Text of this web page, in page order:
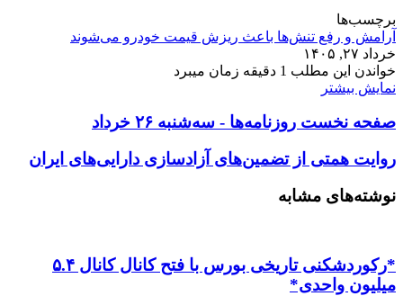
برچسب‌ها
آرامش و رفع تنش‌ها باعث ریزش قیمت خودرو می‌شوند
خرداد ۲۷, ۱۴۰۵
خواندن این مطلب 1 دقیقه زمان میبرد
نمایش بیشتر
صفحه نخست روزنامه‌ها - سه‌شنبه ۲۶ خرداد
روایت همتی از تضمین‌های آزادسازی دارایی‌های ایران
نوشته‌های مشابه
*رکوردشکنی تاریخی بورس با فتح کانال کانال ۵.۴
میلیون واحدی*